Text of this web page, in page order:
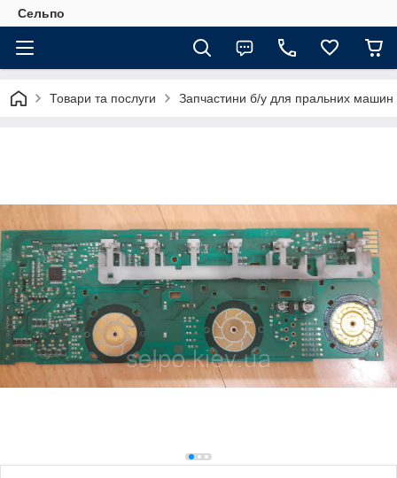
Сельпо
Товари та послуги Запчастини б/у для пральних машин